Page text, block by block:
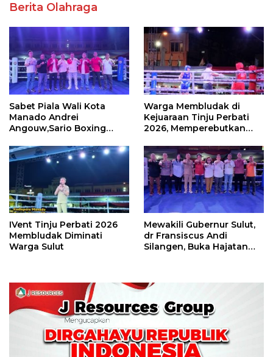
Berita Olahraga
Sabet Piala Wali Kota
Manado Andrei
Angouw,Sario Boxing
Perbati 2026
Warga Membludak di
Kejuaraan Tinju Perbati
2026, Memperebutkan
IVent Tinju Perbati 2026
Membludak Diminati
Warga Sulut
Mewakili Gubernur Sulut,
dr Fransiscus Andi
Silangen, Buka Hajatan